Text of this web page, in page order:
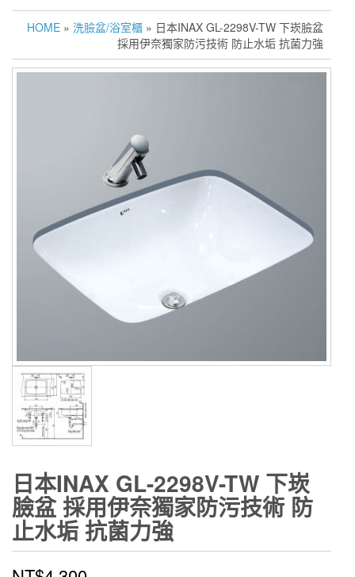
HOME » 洗臉盆/浴室櫃 » 日本INAX GL-2298V-TW 下崁臉盆
採用伊奈獨家防污技術 防止水垢 抗菌力強
日本INAX GL-2298V-TW 下崁
臉盆 採用伊奈獨家防污技術 防
止水垢 抗菌力強